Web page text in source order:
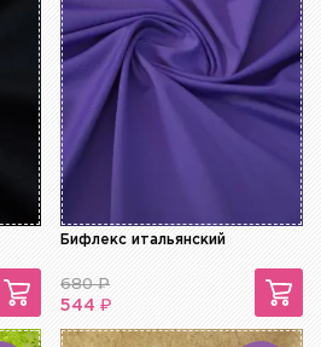
Бифлекс итальянский
680₽
544 ₽